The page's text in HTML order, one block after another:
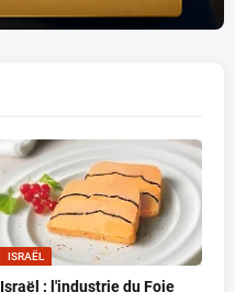
ISRAËL
Israël : l'industrie du Foie